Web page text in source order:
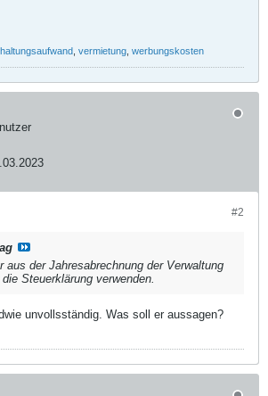
vermietung werbungskosten
#2
aus der Jahresabrechnung der Verwaltung
Steuerklärung verwenden.
unvollsständig. Was soll er aussagen?